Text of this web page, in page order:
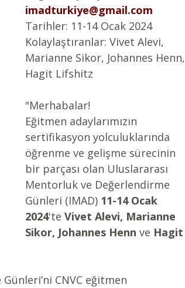
imadturkiye@gmail.com
Tarihler: 11-14 Ocak 2024
Kolaylaştıranlar: Vivet Alevi,
Marianne Sikor, Johannes Henn,
Hagit Lifshitz
"Merhabalar!
Eğitmen adaylarımızın
sertifikasyon yolculuklarında
öğrenme ve gelişme sürecinin
bir parçası olan Uluslararası
Mentorluk ve Değerlendirme
Günleri (IMAD) 11-14 Ocak
2024'te Vivet Alevi, Marianne
Sikor, Johannes Henn ve Hagit
CNVC eğitmen